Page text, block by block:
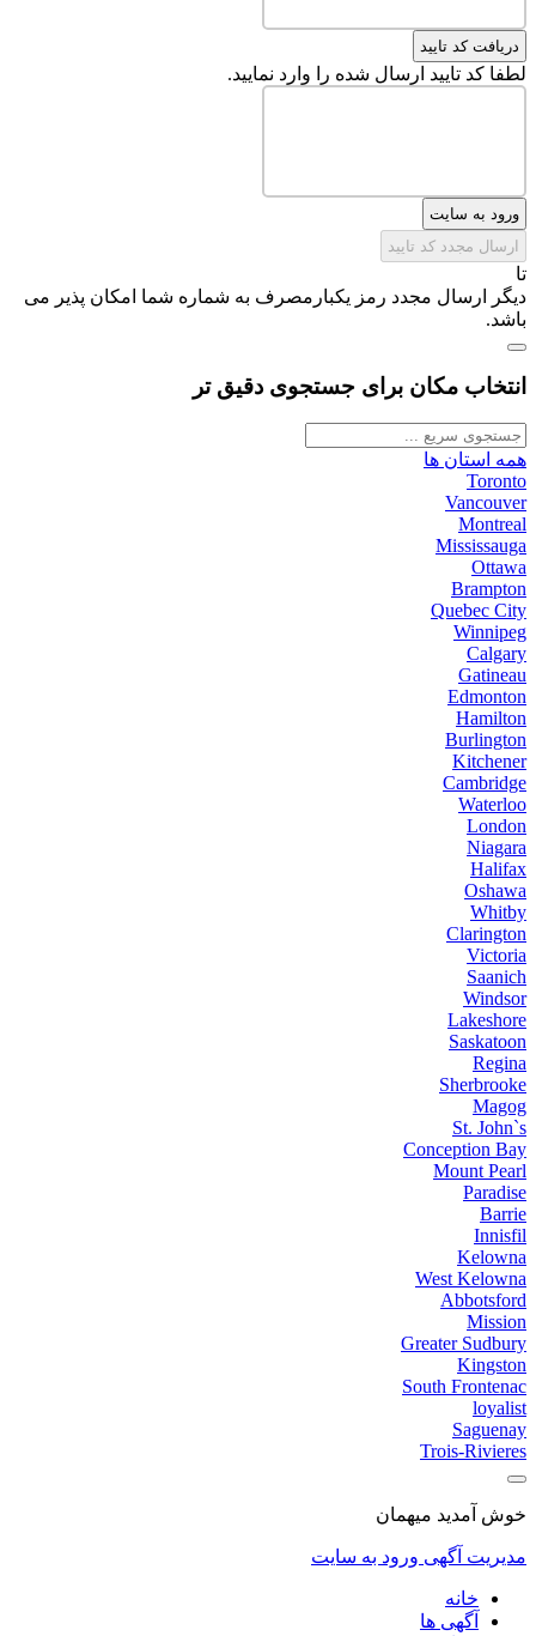
دریافت کد تایید
لطفا کد تایید ارسال شده را وارد نمایید.
ورود به سایت
ارسال مجدد کد تایید
تا
دیگر ارسال مجدد رمز یکبارمصرف به شماره شما امکان پذیر می
باشد.
انتخاب مکان برای جستجوی دقیق تر
همه استان ها
Toronto
Vancouver
Montreal
Mississauga
Ottawa
Brampton
Quebec City
Winnipeg
Calgary
Gatineau
Edmonton
Hamilton
Burlington
Kitchener
Cambridge
Waterloo
London
Niagara
Halifax
Oshawa
Whitby
Clarington
Victoria
Saanich
Windsor
Lakeshore
Saskatoon
Regina
Sherbrooke
Magog
St. John`s
Conception Bay
Mount Pearl
Paradise
Barrie
Innisfil
Kelowna
West Kelowna
Abbotsford
Mission
Greater Sudbury
Kingston
South Frontenac
loyalist
Saguenay
Trois-Rivieres
خوش آمدید میهمان
مدیریت آگهی ورود به سایت
خانه
آگهی ها